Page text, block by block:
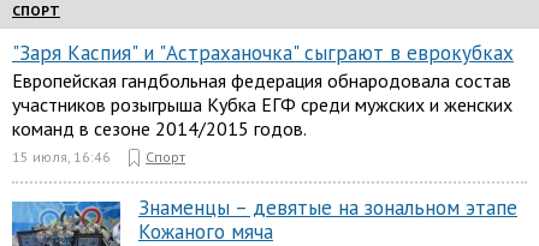
СПОРТ
"Заря Каспия" и "Астраханочка" сыграют в еврокубках
Европейская гандбольная федерация обнародовала состав
участников розыгрыша Кубка ЕГФ среди мужских и женских
команд в сезоне 2014/2015 годов.
15 июля, 16:46 Спорт
Знаменцы – девятые на зональном этапе
Кожаного мяча